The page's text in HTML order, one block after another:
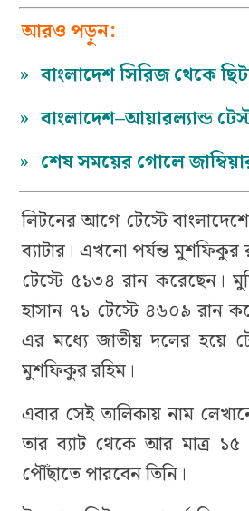
আরও পড়ুন:
» বাংলাদেশ সিরিজ থেকে
» বাংলাদেশ–আয়ারল্যান্ড
» শেষ সময়ের গোলে
লিটনের আগে টেস্টে
ব্যাটার। এখনো পর্যন্ত
টেস্টে ৫১৩৪ রান করেছেন।
হাসান ৭১ টেস্টে ৪৬০৯ রান
এর মধ্যে জাতীয় দলের হয়ে
মুশফিকুর রহিম।
এবার সেই তালিকায় নাম
তার ব্যাট থেকে আর মাত্র
পৌঁছাতে পারবেন তিনি।